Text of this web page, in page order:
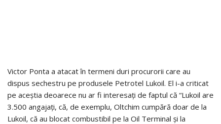
Victor Ponta a atacat în termeni duri procurorii care au
dispus sechestru pe produsele Petrotel Lukoil. El i-a criticat
pe aceştia deoarece nu ar fi interesaţi de faptul că “Lukoil are
3.500 angajaţi, că, de exemplu, Oltchim cumpără doar de la
Lukoil, că au blocat combustibil pe la Oil Terminal şi la